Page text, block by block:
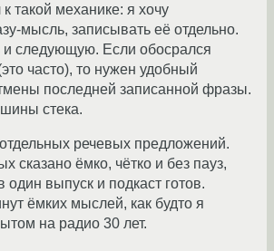
такой механике: я хочу
мысль, записывать её отдельно.
и следующую. Если обосрался
часто), то нужен удобный
последней записанной фразы.
стека.
речевых предложений.
сказано ёмко, чётко и без пауз,
один выпуск и подкаст готов.
ёмких мыслей, как будто я
на радио 30 лет.